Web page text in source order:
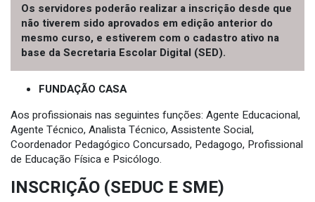
Os servidores poderão realizar a inscrição desde que
não tiverem sido aprovados em edição anterior do
mesmo curso, e estiverem com o cadastro ativo na
base da Secretaria Escolar Digital (SED).
FUNDAÇÃO CASA
Aos profissionais nas seguintes funções: Agente Educacional,
Agente Técnico, Analista Técnico, Assistente Social,
Coordenador Pedagógico Concursado, Pedagogo, Profissional
de Educação Física e Psicólogo.
INSCRIÇÃO (SEDUC E SME)